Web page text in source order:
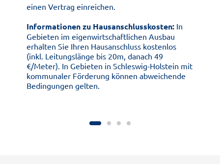
einen Vertrag einreichen.
Informationen zu Hausanschlusskosten:In
Gebieten im eigenwirtschaftlichen Ausbau
erhalten Sie Ihren Hausanschluss kostenlos
(inkl. Leitungslänge bis 20m, danach 49
€/Meter). In Gebieten in Schleswig-Holstein mit
kommunaler Förderung können abweichende
Bedingungen gelten.